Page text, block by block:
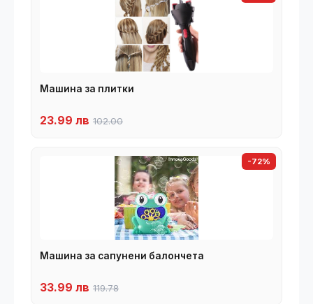
Машина за плитки
23.99 лв 102.00
-72%
Машина за сапунени балончета
33.99 лв 119.78